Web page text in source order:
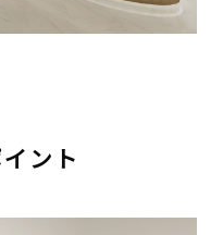
ント